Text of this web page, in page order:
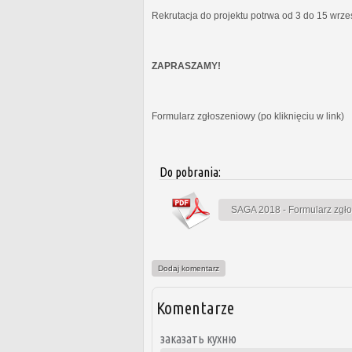
Rekrutacja do projektu potrwa od 3 do 15
ZAPRASZAMY!
Formularz zgłoszeniowy (po kliknięciu w link)
Do pobrania:
SAGA 2018 - Formularz
Dodaj komentarz
Komentarze
заказать кухню